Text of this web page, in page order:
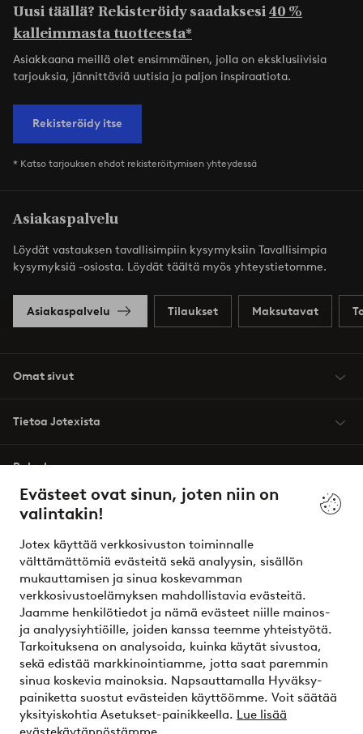
Evästeet ovat sinun, joten niin on
valintakin!
Jotex käyttää verkkosivuston toiminnalle
välttämättömiä evästeitä sekä analyysin, sisällön
mukauttamisen ja sinua koskevamman
verkkosivustoelämyksen mahdollistavia evästeitä.
Jaamme henkilötiedot ja nämä evästeet niille mainos-
ja analyysiyhtiöille, joiden kanssa teemme yhteistyötä.
Tarkoituksena on analysoida, kuinka käytät sivustoa,
sekä edistää markkinointiamme, jotta saat paremmin
sinua koskevia mainoksia. Napsauttamalla Hyväksy-
painiketta suostut evästeiden käyttöömme. Voit säätää
yksityiskohtia Asetukset-painikkeella. Lue lisää
Uusi täällä? Rekisteröidy saadaksesi40 %
kalleimmasta tuotteesta*
Asiakkaana meillä olet ensimmäinen, jolla on eksklusiivisia
tarjouksia, jännittäviä uutisia ja paljon inspiraatiota.
Rekisteröidy itse
* Katso tarjouksen ehdot rekisteröitymisen yhteydessä
Asiakaspalvelu
Löydät vastauksen tavallisimpiin kysymyksiin Tavallisimpia
kysymyksiä -osiosta. Löydät täältä myös yhteystietomme.
Asiakaspalvelu Tilaukset Maksutavat
Omat sivut
Tietoa Jotexista
Palvelumme
Ehdot
Ystävät
Turvalliset maksut – maksa nyt tai erissä
Haluatko tietää lisää maksuvaihtoehdoistamme?
elpy